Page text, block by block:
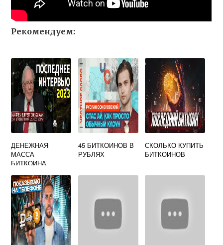
Рекомендуем:
ДЕНЕЖНАЯ
МАССА
БИТКОИНА
45 БИТКОИНОВ В
РУБЛЯХ
СКОЛЬКО КУПИТЬ
БИТКОИНОВ